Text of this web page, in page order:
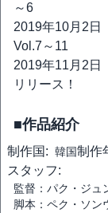
～6
2019年10月2日
Vol.7～11
2019年11月2
リリース！
■作品紹介
制作国: 韓国制作
スタッフ:
監督：パク・ジュ
脚本：ペク・ソン